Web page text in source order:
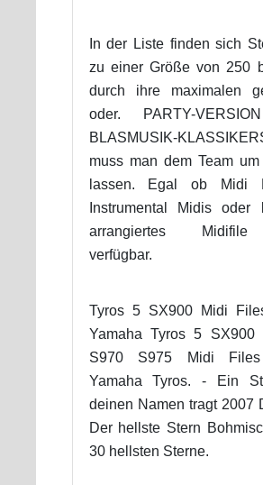
In der Liste finden sich
zu einer Größe von 250
durch ihre maximalen
oder. PARTY-
BLASMUSIK-
muss man dem Team
lassen. Egal ob Midi
Instrumental Midis oder
arrangiertes
verfügbar.
Tyros 5 SX900 Midi
Yamaha Tyros 5 SX900
S970 S975 Midi
Yamaha Tyros. - Ein
deinen Namen tragt 2007
Der hellste Stern
30 hellsten Sterne.